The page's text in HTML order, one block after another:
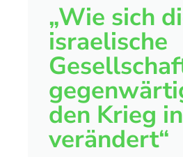
„Wie sich
israelische
den Krieg
verändert“